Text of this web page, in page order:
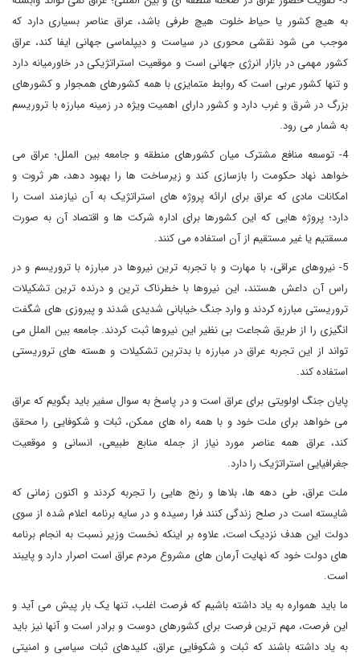
به هیچ کشور یا حیاط خلوت هیچ طرفی باشد، عراق عناصر بسیاری دارد که
موجب می شود نقشی محوری در سیاست و دیپلماسی جهانی ایفا کند، عراق
کشور مهمی در بازار انرژی جهانی است و موقعیت استراتژیکی در خاورمیانه دارد
و تنها کشور عربی است که روابط متمایزی با همه کشورهای همجوار و کشورهای
بزرگ در شرق و غرب دارد و کشور دارای اهمیت ویژه در زمینه مبارزه با تروریسم
به شمار می رود.
4- توسعه منافع مشترک میان کشورهای منطقه و جامعه بین الملل؛ عراق می
خواهد نهاد حکومت را بازسازی کند و زیرساخت ها را بهبود دهد، هر ثروت و
امکانات مادی که عراق برای ارائه پروژه های استراتژیک به آن نیازمند است را
دارد؛ پروژه هایی که این کشورها برای اداره شرکت ها و اقتصاد آن به صورت
مسقتیم یا غیر مستقیم از آن استفاده می کنند.
5- نیروهای عراقی، با مهارت و با تجربه ترین نیروها در مبارزه با تروریسم و در
راس آن داعش هستند، این نیروها با خطرناک ترین و درنده ترین تشکیلات
تروریستی مبارزه کردند و وارد جنگ خیابانی شدیدی شدند و پیروزی های شگفت
انگیزی را از طریق شجاعت بی نظیر این نیروها ثبت کردند. جامعه بین الملل می
تواند از این تجربه عراق در مبارزه با بدترین تشکیلات و هسته های تروریستی
استفاده کند.
پایان جنگ اولویتی برای عراق است و در پاسخ به سوال سفیر باید بگویم که عراق
می خواهد برای ملت خود و با همه راه های ممکن، ثبات و شکوفایی را محقق
کند، عراق همه عناصر مورد نیاز از جمله منابع طبیعی، انسانی و موقعیت
جغرافیایی استراتژیک را دارد.
ملت عراق، طی دهه ها، بلاها و رنج هایی را تجربه کردند و اکنون زمانی که
شایسته است در صلح زندگی کنند فرا رسیده و در سایه برنامه اعلام شده از سوی
دولت این هدف نزدیک است، علاوه بر اینکه نخست وزیر نسبت به انجام برنامه
های دولت خود که نهایت آرمان های مشروع مردم عراق است اصرار دارد و پایبند
است.
ما باید همواره به یاد داشته باشیم که فرصت اغلب، تنها یک بار پیش می آید و
این فرصت، مهم ترین فرصت برای کشورهای دوست و برادر است و آنها نیز باید
به یاد داشته باشند که ثبات و شکوفایی عراق، کلیدهای ثبات سیاسی و امنیتی